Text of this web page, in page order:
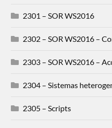
2301 – SOR WS2016
2302 – SOR WS2016 –
2303 – SOR WS2016 –
2304 – Sistemas
2305 – Scripts